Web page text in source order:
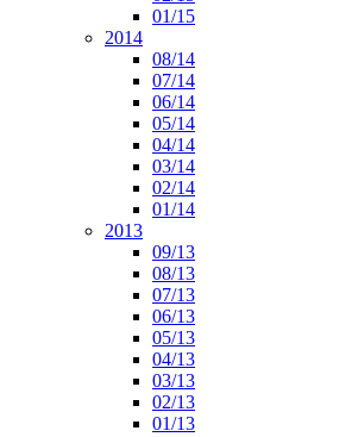
01/15
2014
08/14
07/14
06/14
05/14
04/14
03/14
02/14
01/14
2013
09/13
08/13
07/13
06/13
05/13
04/13
03/13
02/13
01/13